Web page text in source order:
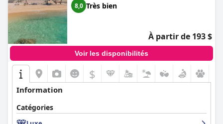
8,0 Très bien
À partir de 193 $
Voir les disponibilités
$
Information
Catégories